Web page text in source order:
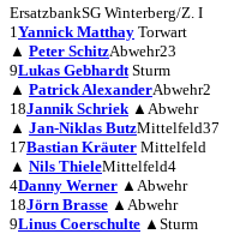
ErsatzbankSG Winterberg/Z. I
1Yannick Matthay Torwart
▲ Peter SchitzAbwehr23
9Lukas Gebhardt Sturm
▲ Patrick AlexanderAbwehr2
18Jannik Schriek ▲ Abwehr
▲ Jan-Niklas ButzMittelfeld37
17Bastian Kräuter Mittelfeld
▲ Nils ThieleMittelfeld4
4Danny Werner ▲ Abwehr
18Jörn Brasse ▲ Abwehr
9Linus Coerschulte ▲ Sturm